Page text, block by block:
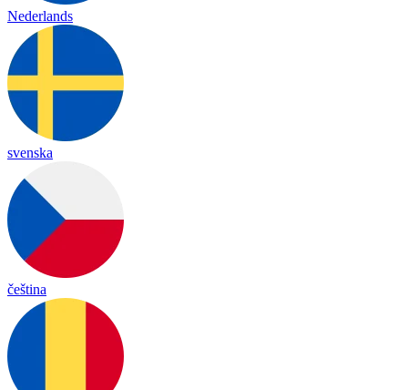
Nederlands
svenska
čeština